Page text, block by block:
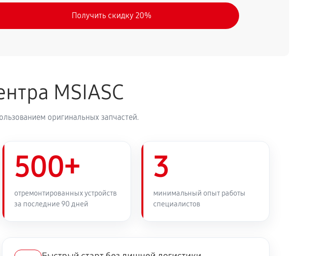
Получить скидку 20%
MSIASC
оригинальных запчастей.
500+
отремонтированных устройств
за последние 90 дней
3
минимальный опыт работы
специалистов